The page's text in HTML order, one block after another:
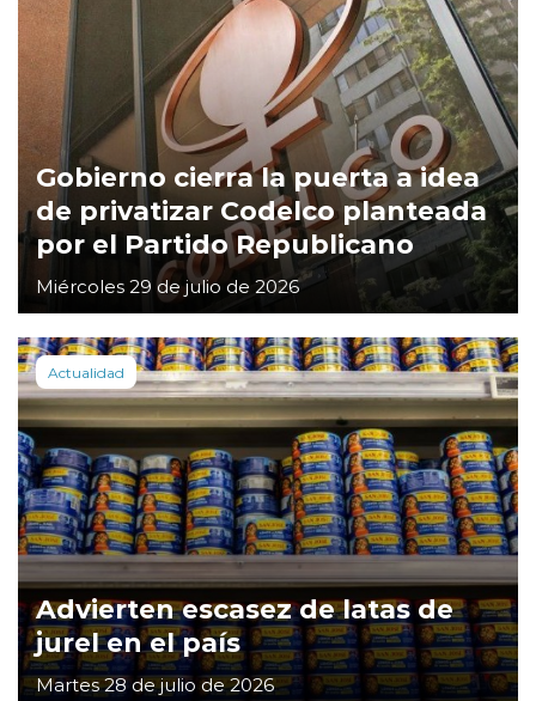
Gobierno cierra la puerta a idea
de privatizar Codelco planteada
por el Partido Republicano
Miércoles 29 de julio de 2026
Actualidad
Advierten escasez de latas de
jurel en el país
Martes 28 de julio de 2026